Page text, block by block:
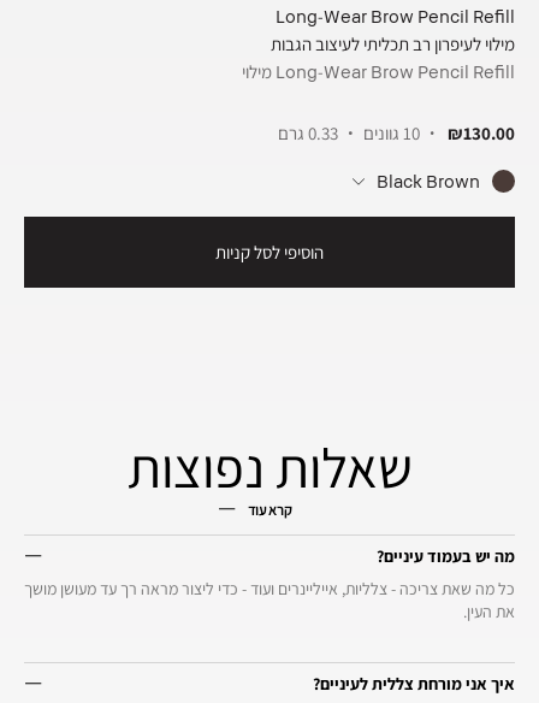
Long-Wear Brow Pencil Refill
מילוי לעיפרון רב תכליתי לעיצוב הגבות
Long-Wear Brow Pencil Refill מילוי
₪130.00 10 גוונים 0.33 גרם
Black Brown
הוסיפי לסל קניות
שאלות נפוצות
קרא עוד
מה יש בעמוד עיניים?
כל מה שאת צריכה - צלליות, אייליינרים ועוד - כדי ליצור מראה רך עד מעושן מושך
את העין.
איך אני מורחת צללית לעיניים?